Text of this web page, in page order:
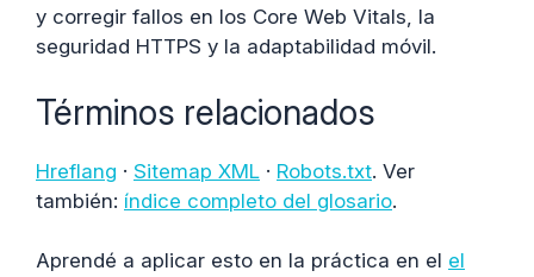
y corregir fallos en los Core Web Vitals, la
seguridad HTTPS y la adaptabilidad móvil.
Términos relacionados
Hreflang · Sitemap XML · Robots.txt. Ver
también: índice completo del glosario.
Aprendé a aplicar esto en la práctica en el el